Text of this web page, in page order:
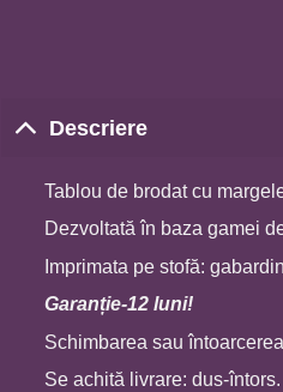
Descriere
Tablou de brodat cu
Dezvoltată în baza gamei
Imprimata pe stofă:
Garanție-12 luni!
Schimbarea sau
Se achită livrare: dus-întors.